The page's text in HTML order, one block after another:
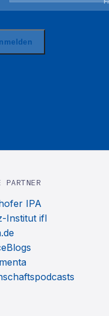
PARTNER
IPA
Institut ifl